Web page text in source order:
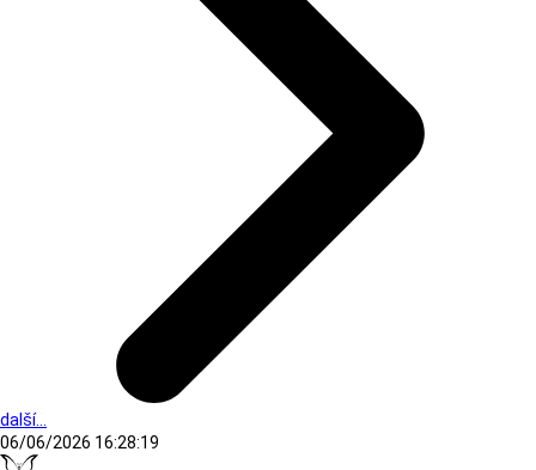
další...
06/06/2026 16:28:19